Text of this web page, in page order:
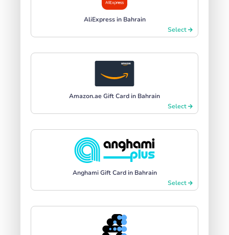
AliExpress in Bahrain
Select
Amazon.ae Gift Card in Bahrain
Select
Anghami Gift Card in Bahrain
Select